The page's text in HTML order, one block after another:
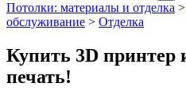
Потолки: материалы и отделка >
обслуживание > Отделка
Купить 3D принтер
печать!